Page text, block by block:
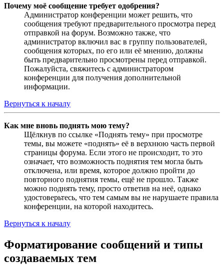
Почему моё сообщение требует одобрения?
Администратор конференции может решить, что
сообщения требуют предварительного просмотра перед
отправкой на форум. Возможно также, что
администратор включил вас в группу пользователей,
сообщения которых, по его или её мнению, должны
быть предварительно просмотрены перед отправкой.
Пожалуйста, свяжитесь с администратором
конференции для получения дополнительной
информации.
Вернуться к началу
Как мне вновь поднять мою тему?
Щёлкнув по ссылке «Поднять тему» при просмотре
темы, вы можете «поднять» её в верхнюю часть первой
страницы форума. Если этого не происходит, то это
означает, что возможность поднятия тем могла быть
отключена, или время, которое должно пройти до
повторного поднятия темы, ещё не прошло. Также
можно поднять тему, просто ответив на неё, однако
удостоверьтесь, что тем самым вы не нарушаете правила
конференции, на которой находитесь.
Вернуться к началу
Форматирование сообщений и типы
создаваемых тем